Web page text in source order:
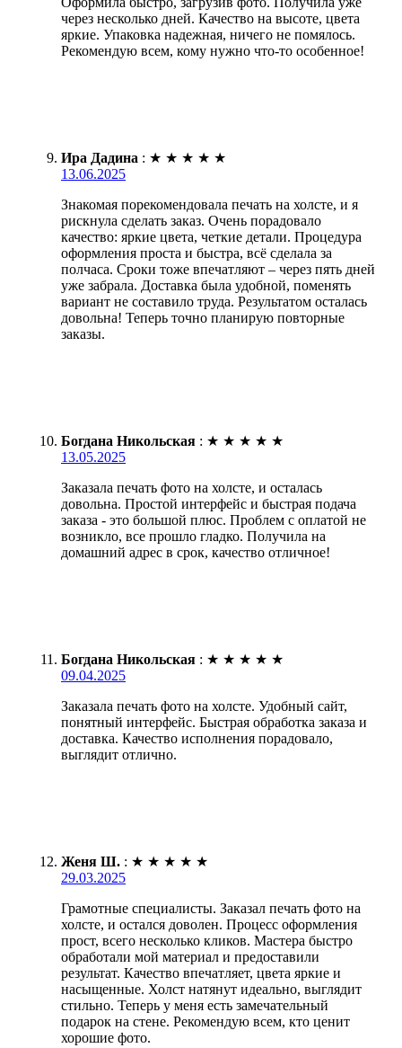
через несколько дней. Качество на высоте, цвета
яркие. Упаковка надежная, ничего не помялось.
Рекомендую всем, кому нужно что-то особенное!
Ира Дадина : ★ ★ ★ ★ ★
13.06.2025
Знакомая порекомендовала печать на холсте, и я
рискнула сделать заказ. Очень порадовало
качество: яркие цвета, четкие детали. Процедура
оформления проста и быстра, всё сделала за
полчаса. Сроки тоже впечатляют – через пять дней
уже забрала. Доставка была удобной, поменять
вариант не составило труда. Результатом осталась
довольна! Теперь точно планирую повторные
заказы.
Богдана Никольская : ★ ★ ★ ★ ★
13.05.2025
Заказала печать фото на холсте, и осталась
довольна. Простой интерфейс и быстрая подача
заказа - это большой плюс. Проблем с оплатой не
возникло, все прошло гладко. Получила на
домашний адрес в срок, качество отличное!
Богдана Никольская : ★ ★ ★ ★ ★
09.04.2025
Заказала печать фото на холсте. Удобный сайт,
понятный интерфейс. Быстрая обработка заказа и
доставка. Качество исполнения порадовало,
выглядит отлично.
Женя Ш. : ★ ★ ★ ★ ★
29.03.2025
Грамотные специалисты. Заказал печать фото на
холсте, и остался доволен. Процесс оформления
прост, всего несколько кликов. Мастера быстро
обработали мой материал и предоставили
результат. Качество впечатляет, цвета яркие и
насыщенные. Холст натянут идеально, выглядит
стильно. Теперь у меня есть замечательный
подарок на стене. Рекомендую всем, кто ценит
хорошие фото.